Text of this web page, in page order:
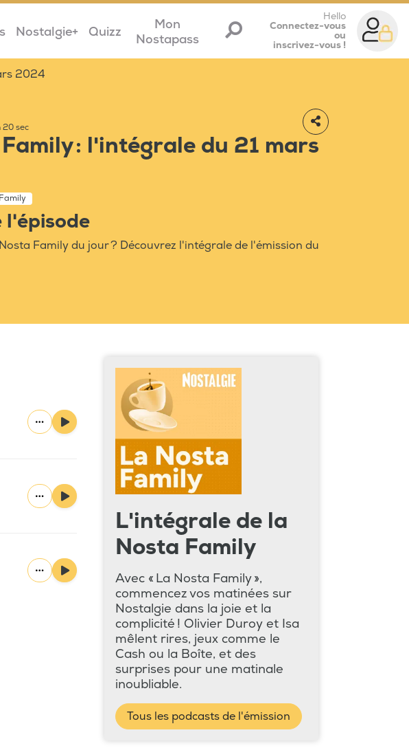
Nostalgie+ Quizz
Mon
Nostapass
Hello
Connectez-vous
ou
inscrivez-vous !
2024
20 sec
: l'intégrale du 21 mars
l'épisode
Family du jour ? Découvrez l'intégrale de l'émission du
L'intégrale de la
Nosta Family
Avec « La Nosta Family »,
commencez vos matinées sur
Nostalgie dans la joie et la
complicité ! Olivier Duroy et Isa
mêlent rires, jeux comme le
Cash ou la Boîte, et des
surprises pour une matinale
inoubliable.
Tous les podcasts de l'émission